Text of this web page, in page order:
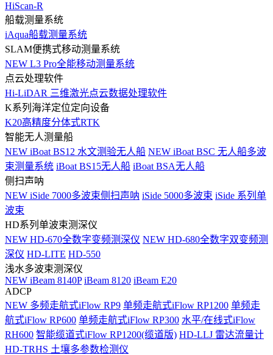
HiScan-R
船载测量系统
iAqua船载测量系统
SLAM便携式移动测量系统
NEW L3 Pro全能移动测量系统
点云处理软件
Hi-LiDAR 三维激光点云数据处理软件
K系列海洋定位定向设备
K20高精度分体式RTK
智能无人测量船
NEW iBoat BS12 水文测验无人船 NEW iBoat BSC 无人船多波
束测量系统 iBoat BS15无人船 iBoat BSA无人船
侧扫声呐
NEW iSide 7000多波束侧扫声呐 iSide 5000多波束 iSide 系列单
波束
HD系列单波束测深仪
NEW HD-670全数字变频测深仪 NEW HD-680全数字双变频测
深仪 HD-LITE HD-550
浅水多波束测深仪
NEW iBeam 8140P iBeam 8120 iBeam E20
ADCP
NEW 多频走航式iFlow RP9 单频走航式iFlow RP1200 单频走
航式iFlow RP600 单频走航式iFlow RP300 水平/在线式iFlow
RH600 智能缆道式iFlow RP1200(缆道版) HD-LLJ 雷达流量计
HD-TRHS 土壤多参数检测仪